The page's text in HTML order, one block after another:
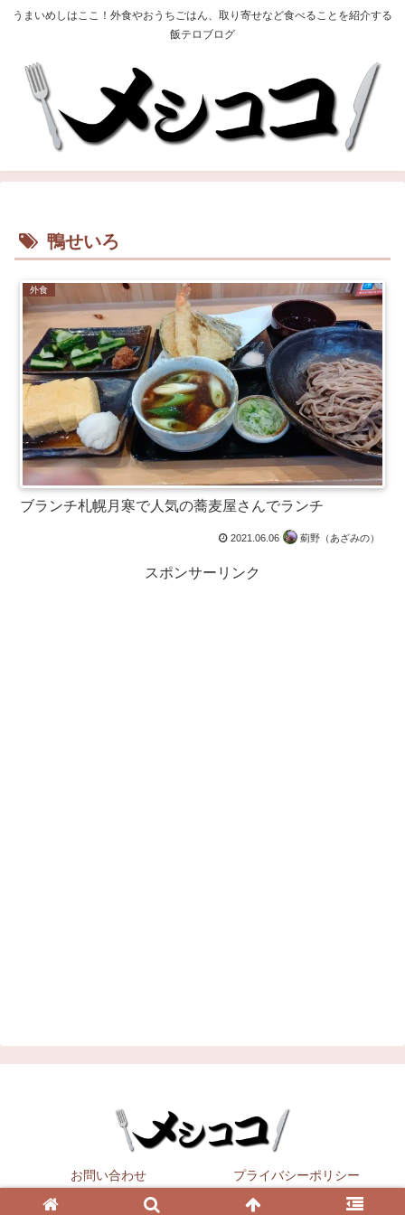
うまいめしはここ！外食やおうちごはん、取り寄せなど食べることを紹介する
飯テロブログ
鴨せいろ
外食
ブランチ札幌月寒で人気の蕎麦屋さんでランチ
2021.06.06 薊野（あざみの）
スポンサーリンク
お問い合わせ プライバシーポリシー
Copyright © 2021 All Rights Reserved.